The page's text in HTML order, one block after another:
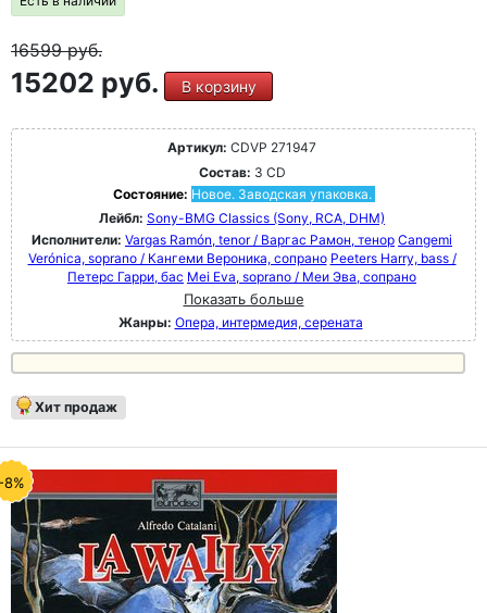
16599руб.
15202 руб. В корзину
Артикул: CDVP 271947
Состав: 3 CD
Состояние: Новое. Заводская упаковка.
Лейбл: Sony-BMG Classics (Sony, RCA, DHM)
Исполнители: Vargas Ramón, tenor / Варгас Рамон, тенор Cangemi
Verónica, soprano / Кангеми Вероника, сопрано Peeters Harry, bass /
Петерс Гарри, бас Mei Eva, soprano / Меи Эва, сопрано
Показать больше
Жанры: Опера, интермедия, серената
Хит продаж
8%